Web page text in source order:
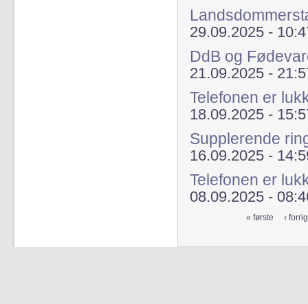
29.09.2025 -
DdB og
21.09.2025 -
Telefonen er
18.09.2025 -
Supplerende
16.09.2025 -
Telefonen er
08.09.2025 -
« første ‹